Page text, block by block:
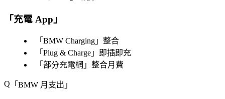
「充電 App 」
「 BMW Charging 」整合
「 Plug & Charge 」即插即充
「 部分充電網 」整合月費
「 BMW 月支出 」